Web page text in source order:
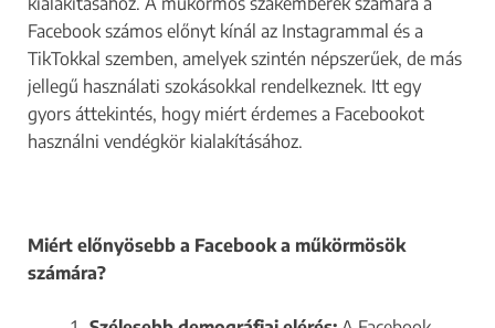
Facebook számos előnyt kínál az Instagrammal és a
TikTokkal szemben, amelyek szintén népszerűek, de más
jellegű használati szokásokkal rendelkeznek. Itt egy
gyors áttekintés, hogy miért érdemes a Facebookot
használni vendégkör kialakításához.
Miért előnyösebb a Facebook a műkörmösök
számára?